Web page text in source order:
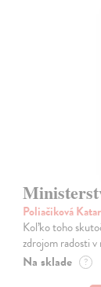
Poliačiková
Koľko toho
zdrojom radosti v
Na sklade ?